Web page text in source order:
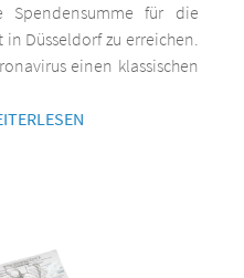
für die
Düsseldorf zu erreichen.
einen klassischen